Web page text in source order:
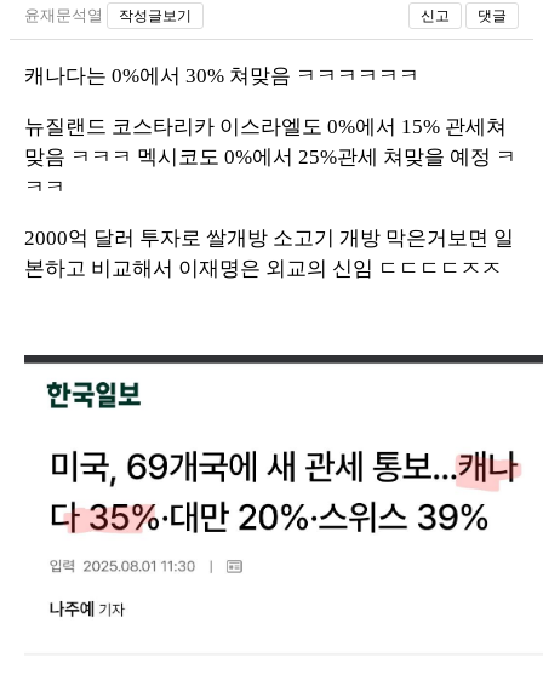
윤재문석열
작성글보기 신고 댓글
캐나다는 0%에서 30% 쳐맞음 ㅋㅋㅋㅋㅋㅋ
뉴질랜드 코스타리카 이스라엘도 0%에서 15% 관세쳐
맞음 ㅋㅋㅋ 멕시코도 0%에서 25%관세 쳐맞을 예정 ㅋ
ㅋㅋ
2000억 달러 투자로 쌀개방 소고기 개방 막은거보면 일
본하고 비교해서 이재명은 외교의 신임 ㄷㄷㄷㄷㅈㅈ